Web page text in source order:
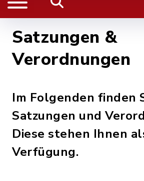
Satzungen &
Verordnungen
Im Folgenden finden
Satzungen und
Diese stehen Ihnen
Verfügung.